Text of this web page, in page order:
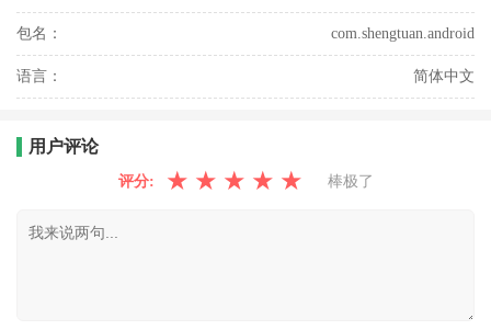
包名： com.shengtuan.android
语言： 简体中文
用户评论
评分: ★ ★ ★ ★ ★ 棒极了